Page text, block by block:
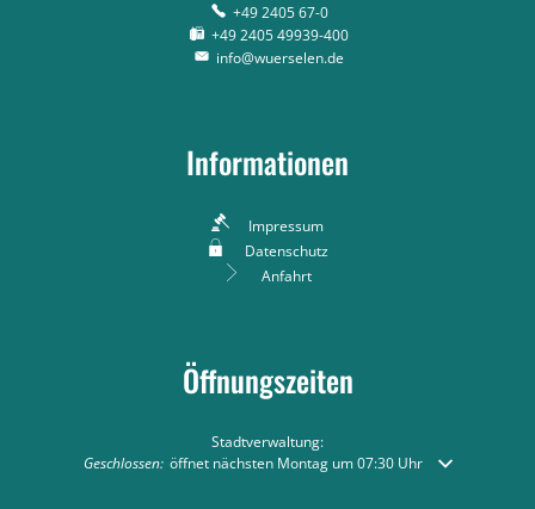
+49 2405 67-0
+49 2405 49939-400
info@wuerselen.de
Informationen
Impressum
Datenschutz
Anfahrt
Öffnungszeiten
Stadtverwaltung:
Klicken, um weitere Öffnungs- oder Schließzeiten auszublenden
Geschlossen: öffnet nächsten Montag um 07:30 Uhr